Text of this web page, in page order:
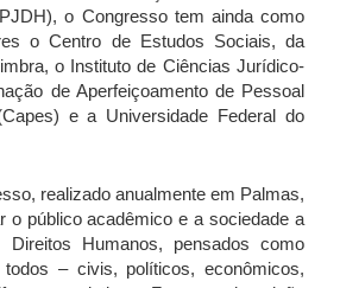
o Congresso tem ainda como
o Centro de Estudos Sociais, da
o Instituto de Ciências Jurídico-
de Aperfeiçoamento de Pessoal
e a Universidade Federal do
realizado anualmente em Palmas,
o público acadêmico e a sociedade a
Direitos Humanos, pensados como
– civis, políticos, econômicos,